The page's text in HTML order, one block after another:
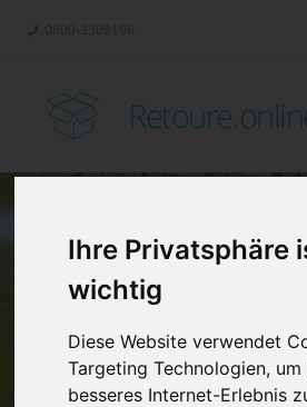
Ihre Privatsphäre
wichtig
Diese Website verwendet
Targeting Technologien, um
besseres Internet-Erlebnis